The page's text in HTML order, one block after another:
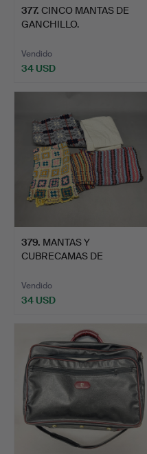
377. CINCO MANTAS DE
GANCHILLO.
Vendido
34 USD
379. MANTAS Y
CUBRECAMAS DE
Vendido
34 USD